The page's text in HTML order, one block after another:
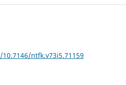
ntfk.v73i5.71159